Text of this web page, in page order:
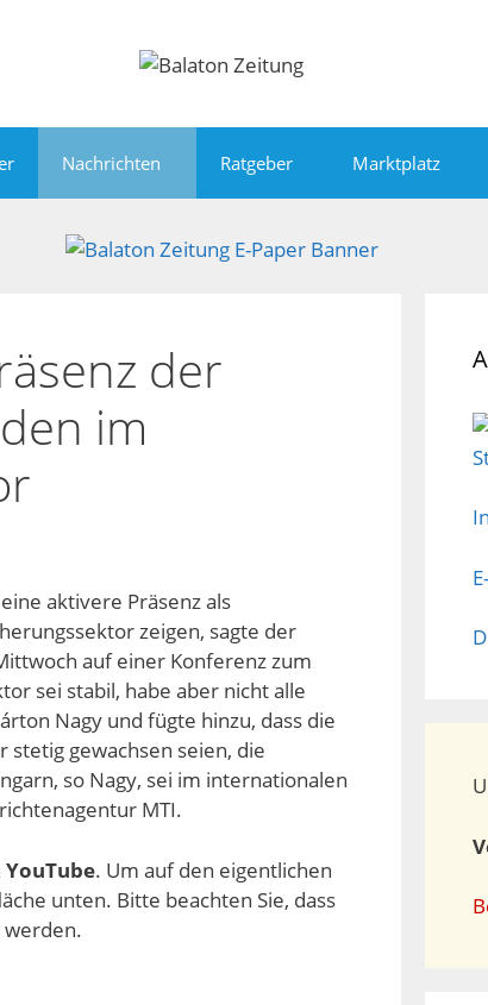
Nachrichten Ratgeber Marktplatz
der
im
aktivere Präsenz als
zeigen, sagte der
auf einer Konferenz zum
sei stabil, habe aber nicht alle
Nagy und fügte hinzu, dass die
stetig gewachsen seien, die
so Nagy, sei im internationalen
MTI.
YouTube. Um auf den eigentlichen
unten. Bitte beachten Sie, dass